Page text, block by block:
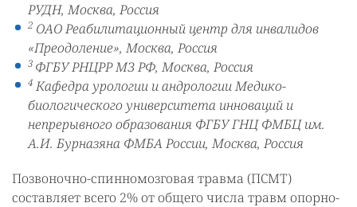
РУДН, Москва, Россия
2 ОАО Реабилитационный центр для инвалидов
«Преодоление», Москва, Россия
3 ФГБУ РНЦРР МЗ РФ, Москва, Россия
4 Кафедра урологии и андрологии Медико-
биологического университета инноваций и
непрерывного образования ФГБУ ГНЦ ФМБЦ им.
А.И. Бурназяна ФМБА России, Москва, Россия
Позвоночно-спинномозговая травма (ПСМТ)
составляет всего 2% от общего числа травм опорно-